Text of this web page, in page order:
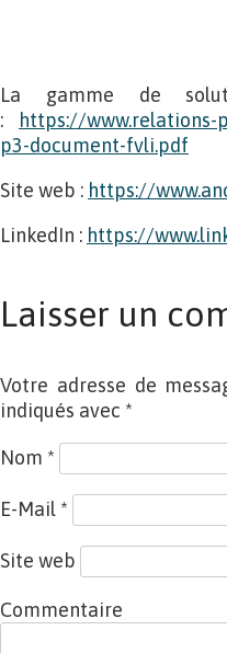
La gamme de
:
https://
p3-document-fvli.pdf
Site web : https://
LinkedIn : https://
Laisser un
Votre adresse de
indiqués avec *
Nom *
E-Mail *
Site web
Commentaire